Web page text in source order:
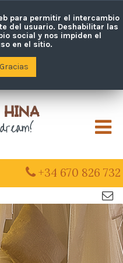
+34 670 826 732
para permitir el intercambio
del usuario. Deshabilitar las
social y nos impiden el
en el sitio.